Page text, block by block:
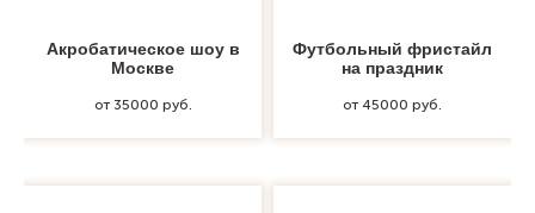
Акробатическое шоу в
Москве
от 35000 руб.
Футбольный фристайл
на праздник
от 45000 руб.